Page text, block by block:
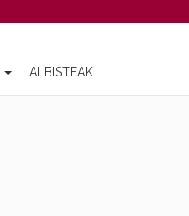
ALBISTEAK